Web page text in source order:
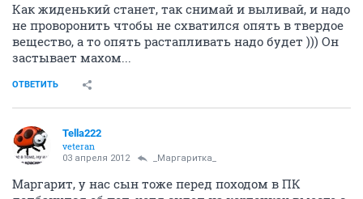
Как жиденький станет, так снимай и выливай, и надо
не проворонить чтобы не схватился опять в твердое
вещество, а то опять растапливать надо будет ))) Он
застывает махом...
ОТВЕТИТЬ
Tella222
veteran
03 апреля 2012 _Маргаритка_
Маргарит, у нас сын тоже перед походом в ПК